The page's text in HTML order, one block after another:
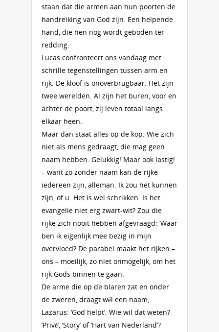
staan dat die armen aan hun poorten de
handreiking van God zijn. Een helpende
hand, die hen nog wordt geboden ter
redding.
Lucas confronteert ons vandaag met
schrille tegenstellingen tussen arm en
rijk. De kloof is onoverbrugbaar. Het zijn
twee werelden. Al zijn het buren, voor en
achter de poort, zij leven totaal langs
elkaar heen.
Maar dan staat alles op de kop. Wie zich
niet als mens gedraagt, die mag geen
naam hebben. Gelukkig! Maar ook lastig!
– want zo zonder naam kan de rijke
iedereen zijn, alleman. Ik zou het kunnen
zijn, of u. Het is wel schrikken. Is het
evangelie niet erg zwart-wit? Zou die
rijke zich nooit hebben afgevraagd: ‘Waar
ben ik eigenlijk mee bezig in mijn
overvloed? De parabel maakt het rijken –
ons – moeilijk, zo niet onmogelijk, om het
rijk Gods binnen te gaan.
De arme die op de blaren zat en onder
de zweren, draagt wél een naam,
Lazarus: ‘God helpt’. Wie wil dat weten?
‘Privé’, ‘Story’ of ‘Hart van Nederland’?